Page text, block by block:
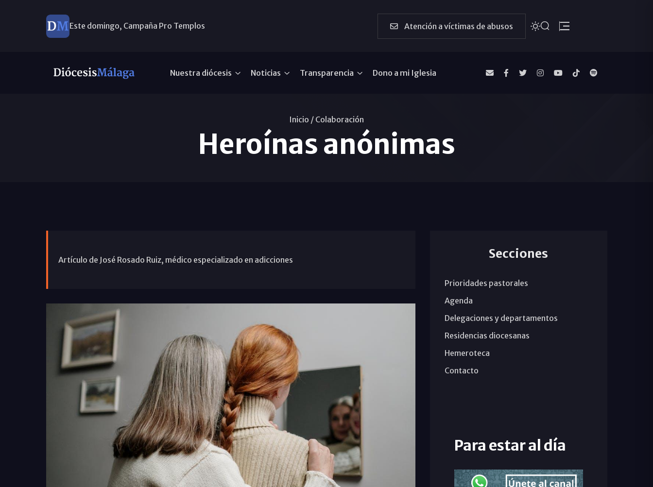
Este domingo, Campaña Pro Templos Atención a víctimas de abusos
Nuestra diócesis Noticias Transparencia Dono a mi Iglesia
Inicio / Colaboración
Heroínas anónimas
Artículo de José Rosado Ruiz, médico especializado en adicciones Secciones
Prioridades pastorales
Agenda
Delegaciones y departamentos
Residencias diocesanas
Hemeroteca
Contacto
Para estar al día